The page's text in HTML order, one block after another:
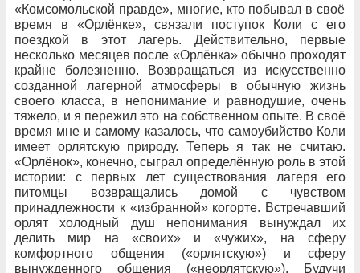
«Комсомольской правде», многие, кто побывал в своё
время в
«Орлёнке», связали поступок Коли с
его
поездкой в
этот
лагерь. Действительно, первые
несколько месяцев после «Орлёнка» обычно проходят
крайне болезненно. Возвращаться из
искусственно
созданной лагерной атмосферы в
обычную жизнь
своего класса, в
непонимание и равнодушие, очень
тяжело, и я пережил это на собственном опыте. В своё
время мне и самому казалось, что самоубийство Коли
имеет орлятскую природу. Теперь я
так не считаю.
«Орлёнок», конечно, сыграл определённую роль в этой
истории: с первых лет существования лагеря его
питомцы возвращались домой с чувством
принадлежности к «избранной» когорте. Встречавший
орлят холодный душ непонимания вынуждал их
делить мир на «своих» и «чужих», на сферу
комфортного общения («орлятскую») и сферу
вынужденного общения («неорлятскую»). Будучи